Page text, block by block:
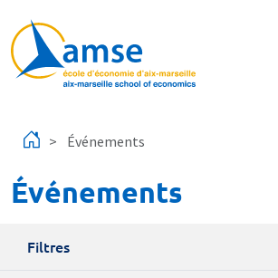
Événements
Événements
Filtres